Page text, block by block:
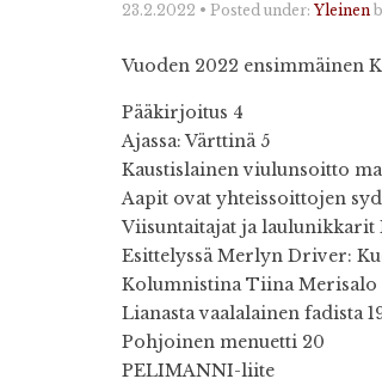
23.2.2022 • Posted under: Yleinen
Vuoden 2022 ensimmäinen
Pääkirjoitus 4
Ajassa: Värttinä 5
Kaustislainen viulunsoitto
Aapit ovat yhteissoittojen
Viisuntaitajat ja laulunikkarit
Esittelyssä Merlyn Driver:
Kolumnistina Tiina Merisalo
Lianasta vaalalainen fadista
Pohjoinen menuetti 20
PELIMANNI-liite